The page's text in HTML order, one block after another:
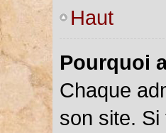
Haut
Pourquoi
Chaque
son site.